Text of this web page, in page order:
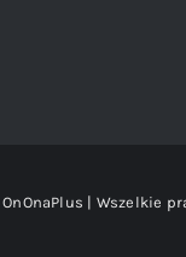
| Wszelkie